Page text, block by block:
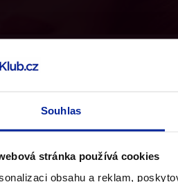
Souhlas
stránka používá cookies
obsahu a reklam,
vyzkouším...